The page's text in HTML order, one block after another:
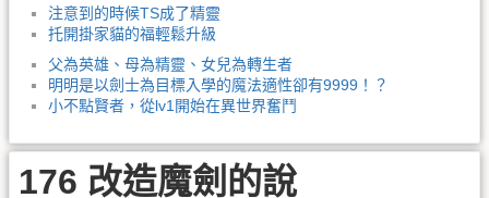
注意到的時候TS成了精靈
托開掛家貓的福輕鬆升級
父為英雄、母為精靈、女兒為轉生者
明明是以劍士為目標入學的魔法適性卻有9999！？
小不點賢者，從lv1開始在異世界奮鬥
176 改造魔劍的說